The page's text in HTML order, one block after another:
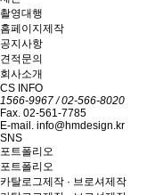
촬영대행
홈페이지제작
공지사항
견적문의
회사소개
CS INFO
1566-9967 / 02-566-8020
Fax. 02-561-7785
E-mail. info@hmdesign.kr
SNS
포트폴리오
포트폴리오
카탈로그제작 · 브로셔제작